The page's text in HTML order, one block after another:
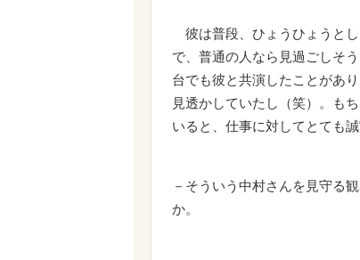
彼は普段、ひょうひょうと
で、普通の人なら見過ごしそ
台でも彼と共演したことがあ
見透かしていたし（笑）。も
いると、仕事に対してとても誠
－そういう中村さんを見守る
か。